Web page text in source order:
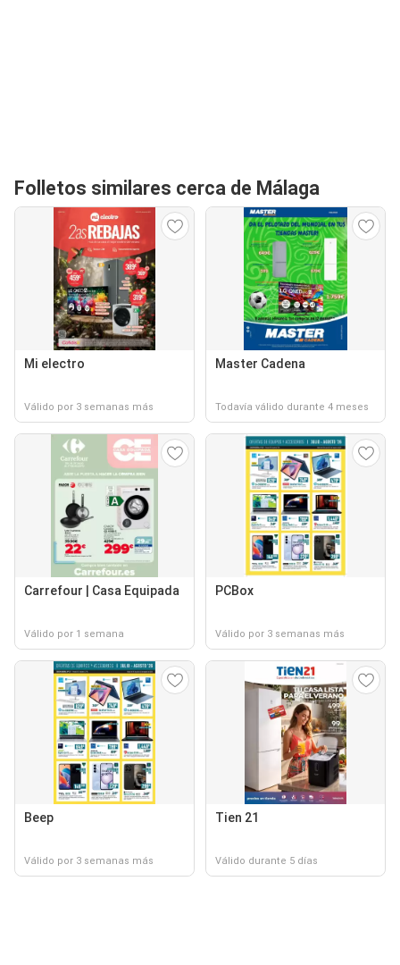
Folletos similares cerca de Málaga
Mi electro
Válido por 3 semanas más
Master Cadena
Todavía válido durante 4 meses
Carrefour | Casa Equipada
Válido por 1 semana
PCBox
Válido por 3 semanas más
Beep
Válido por 3 semanas más
Tien 21
Válido durante 5 días